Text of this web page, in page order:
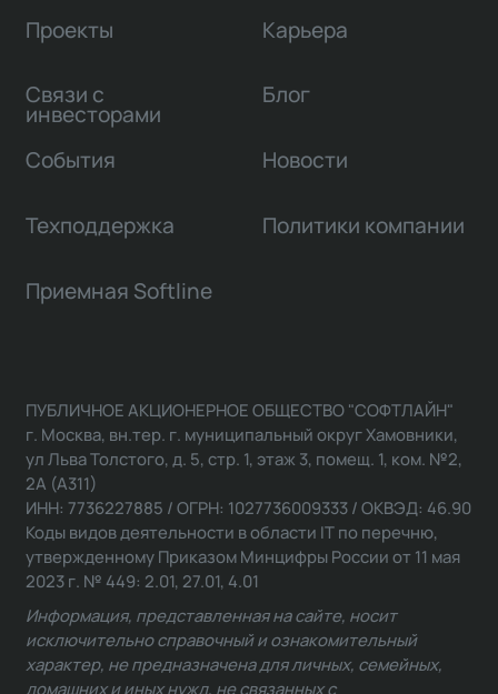
Проекты
Связи с
инвесторами
Карьера
Блог
События Новости
Техподдержка Политики компании
Приемная Softline
ПУБЛИЧНОЕ АКЦИОНЕРНОЕ ОБЩЕСТВО "СОФТЛАЙН"
г. Москва, вн.тер. г. муниципальный округ Хамовники,
ул Льва Толстого, д. 5, стр. 1, этаж 3, помещ. 1, ком. №2,
2А (А311)
ИНН: 7736227885 / ОГРН: 1027736009333 / ОКВЭД: 46.90
Коды видов деятельности в области IT по перечню,
утвержденному Приказом Минцифры России от 11 мая
2023 г. № 449: 2.01, 27.01, 4.01
Информация, представленная на сайте, носит
исключительно справочный и ознакомительный
характер, не предназначена для личных, семейных,
домашних и иных нужд, не связанных с